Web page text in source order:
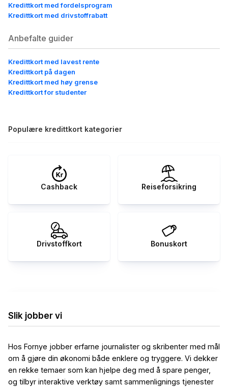
Kredittkort med fordelsprogram
Kredittkort med drivstoffrabatt
Anbefalte guider
Kredittkort med lavest rente
Kredittkort på dagen
Kredittkort med høy grense
Kredittkort for studenter
Populære kredittkort kategorier
Cashback Reiseforsikring
Drivstoffkort Bonuskort
Slik jobber vi
Hos Fornye jobber erfarne journalister og skribenter med mål
om å gjøre din økonomi både enklere og tryggere. Vi dekker
en rekke temaer som kan hjelpe deg med å spare penger,
og tilbyr interaktive verktøy samt sammenlignings tjenester